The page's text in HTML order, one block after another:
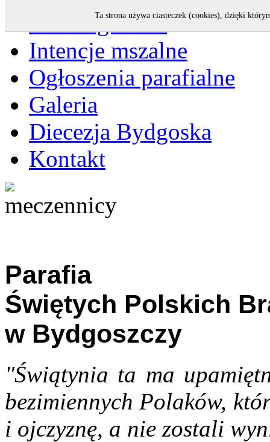
Strona główna
Intencje mszalne
Ogłoszenia parafialne
Galeria
Diecezja Bydgoska
Kontakt
Parafia
Świętych Polskich
w Bydgoszczy
"Świątynia ta ma
bezimiennych Polaków,
i ojczyznę, a nie zostali
Ta strona używa ciasteczek (cookies), dzięki